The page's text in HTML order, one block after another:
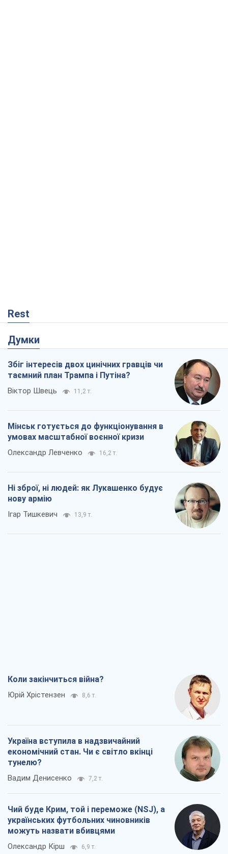
Rest
Думки
Збіг інтересів двох цинічних гравців чи
таємний план Трампа і Путіна?
Віктор Швець 11,2 т.
Мінськ готується до функціонування в
умовах масштабної воєнної кризи
Олександр Левченко 16,2 т.
Ні зброї, ні людей: як Лукашенко будує
нову армію
Ігар Тишкевич 13,9 т.
Коли закінчиться війна?
Юрій Хрістензен 8,6 т.
Україна вступила в надзвичайний
економічний стан. Чи є світло вкінці
тунелю?
Вадим Денисенко 7,2 т.
Чий буде Крим, той і переможе (NSJ), а
українських футбольних чиновників
можуть назвати вбивцями
Олександр Кірш 6,9 т.